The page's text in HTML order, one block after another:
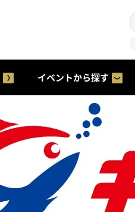
イベントから探す